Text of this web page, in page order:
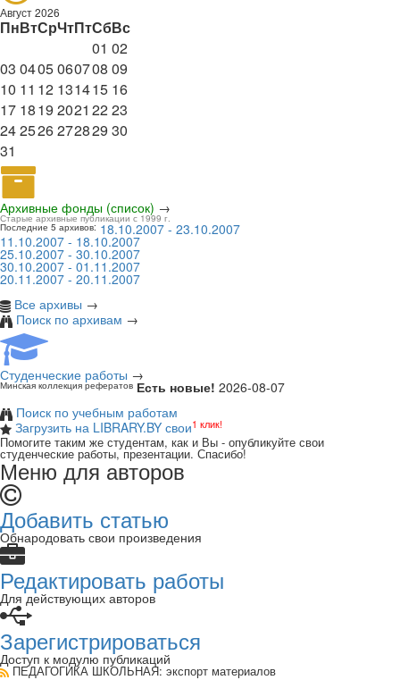
Август 2026
ПнВтСрЧтПтСбВс
01 02
03 0405060708 09
10 11 12 131415 16
17 1819 2021 2223
242526272829 30
31
Архивные фонды (список) →
Старые архивные публикации с 1999 г.
Последние 5 архивов: 18.10.2007 - 23.10.2007
11.10.2007 - 18.10.2007
25.10.2007 - 30.10.2007
30.10.2007 - 01.11.2007
20.11.2007 - 20.11.2007
Все архивы →
Поиск по архивам →
Студенческие работы →
Минская коллекция рефератов Есть новые! 2026-08-07
Поиск по учебным работам
Загрузить на LIBRARY.BY свои1 клик!
Помогите таким же студентам, как и Вы - опубликуйте свои
студенческие работы, презентации. Спасибо!
Меню для авторов
Добавить статью
Обнародовать свои произведения
Редактировать работы
Для действующих авторов
Зарегистрироваться
Доступ к модулю публикаций
ПЕДАГОГИКА ШКОЛЬНАЯ: экспорт материалов